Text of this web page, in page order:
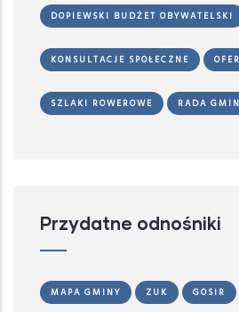
DOPIEWSKI BUDŻET OBYWATELSKI
KONSULTACJE SPOŁECZNE
SZLAKI ROWEROWE RADA
Przydatne odnośniki
MAPA GMINY ZUK GOSIR